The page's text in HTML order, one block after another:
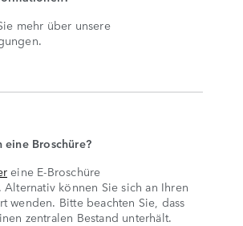
mehr über unsere
Broschüre?
eine E-Broschüre
können Sie sich an Ihren
wenden. Bitte beachten Sie, dass
zentralen Bestand unterhält.